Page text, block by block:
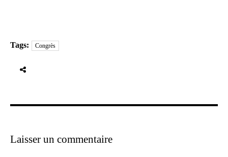
Tags: Congrès
Laisser un commentaire